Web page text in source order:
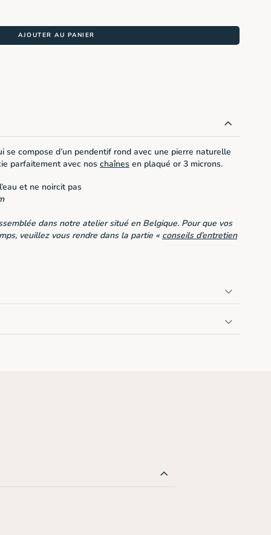
AJOUTER AU PANIER
se compose d’un pendentif rond avec une pierre naturelle
parfaitement avec nos chaînes en plaqué or 3 microns.
et ne noircit pas
dans notre atelier situé en Belgique. Pour que vos
veuillez vous rendre dans la partie « conseils d’entretien